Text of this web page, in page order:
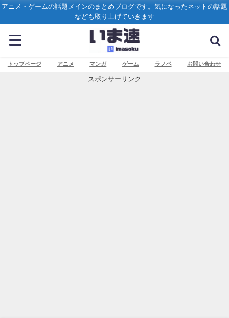
アニメ・ゲームの話題メインのまとめブログです。気になったネットの話題
なども取り上げていきます
トップページ アニメ マンガ ゲーム ラノベ お問い合わせ
スポンサーリンク